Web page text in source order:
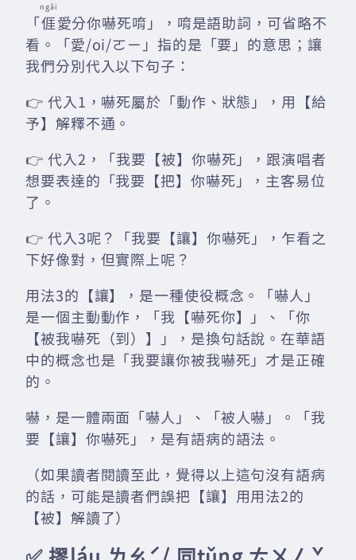
「𠊎
ngǎi
愛分你嚇死唷」，唷是語助詞，可省略不
看。「愛/oi/ㄛㄧ」指的是「要」的意思；讓
我們分別代入以下句子：
👉 代入1，嚇死屬於「動作、狀態」，用【給
予】解釋不通。
👉 代入2，「我要【被】你嚇死」，跟演唱者
想要表達的「我要【把】你嚇死」，主客易位
了。
👉 代入3呢？「我要【讓】你嚇死」，乍看之
下好像對，但實際上呢？
用法3的【讓】，是一種使役概念。「嚇人」
是一個主動動作，「我【嚇死你】」、「你
【被我嚇死（到）】」，是換句話說。在華語
中的概念也是「我要讓你被我嚇死」才是正確
的。
嚇，是一體兩面「嚇人」、「被人嚇」。「我
要【讓】你嚇死」，是有語病的語法。
（如果讀者閱讀至此，覺得以上這句沒有語病
的話，可能是讀者們誤把【讓】用用法2的
【被】解讀了）